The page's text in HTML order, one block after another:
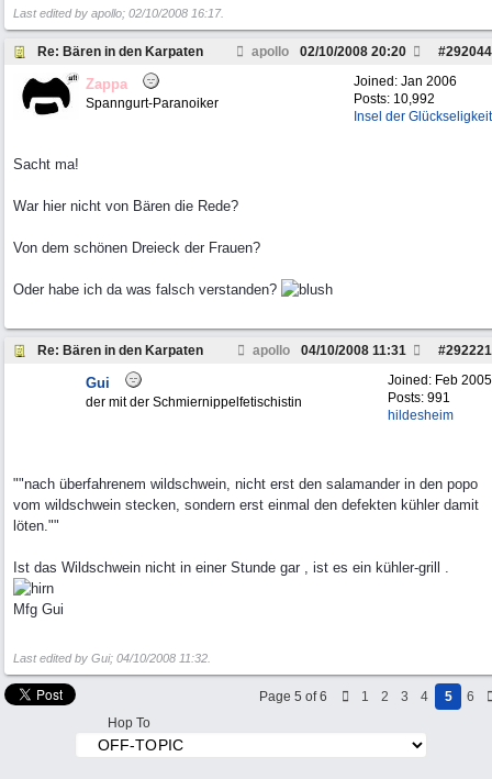
Last edited by apollo; 02/10/2008 16:17.
Re: Bären in den Karpaten apollo #292044
02/10/2008 20:20
Joined: Jan 2006
Posts: 10,992
Insel der Glückseligkeit
Zappa
Spanngurt-Paranoiker
Sacht ma!
War hier nicht von Bären die Rede?
Von dem schönen Dreieck der Frauen?
Oder habe ich da was falsch verstanden?
Re: Bären in den Karpaten apollo #292221
04/10/2008 11:31
Joined: Feb 2005
Posts: 991
hildesheim
Gui
der mit der Schmiernippelfetischistin
""nach überfahrenem wildschwein, nicht erst den salamander in den popo
vom wildschwein stecken, sondern erst einmal den defekten kühler damit
löten.""
Ist das Wildschwein nicht in einer Stunde gar , ist es ein kühler-grill .
Mfg Gui
Last edited by Gui; 04/10/2008 11:32
Page 5 of 6 1 2 3 4 5
6
Hop To